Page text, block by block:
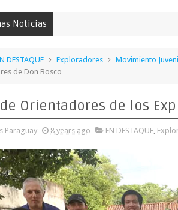
Noticias
DESTAQUE Exploradores Movimiento
de Don Bosco
Orientadores de los
Paraguay 8 years ago EN DESTAQUE,